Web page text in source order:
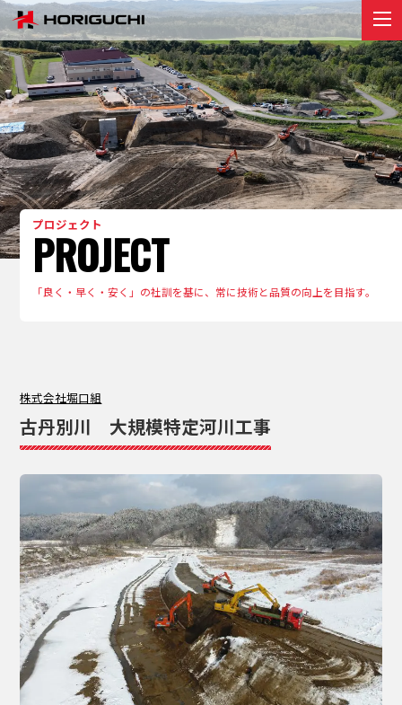
堀口組のこと
ABOUT
プロジェクト
PROJECT
リクルート
RECRUIT
お問い合わせ
contact
プロジェクト
PROJECT
「良く・早く・安く」の社訓を基に、常に技術と品質の向上を目指す。
株式会社堀⼝組
古丹別川 大規模特定河川工事